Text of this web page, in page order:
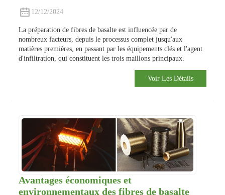
12/12/2024
La préparation de fibres de basalte est influencée par de
nombreux facteurs, depuis le processus complet jusqu'aux
matières premières, en passant par les équipements clés et l'agent
d'infiltration, qui constituent les trois maillons principaux.
Voir Les Détails
Avantages économiques et
environnementaux des fibres de basalte